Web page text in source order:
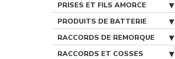
PRISES ET FILS AMORCE
PRODUITS DE BATTERIE
RACCORDS DE REMORQUE
RACCORDS ET COSSES